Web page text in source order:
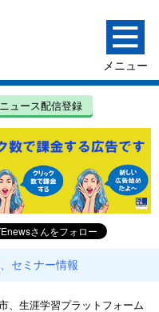
ニュース配信登録
セミナー情報
、生涯学習プラットフォーム